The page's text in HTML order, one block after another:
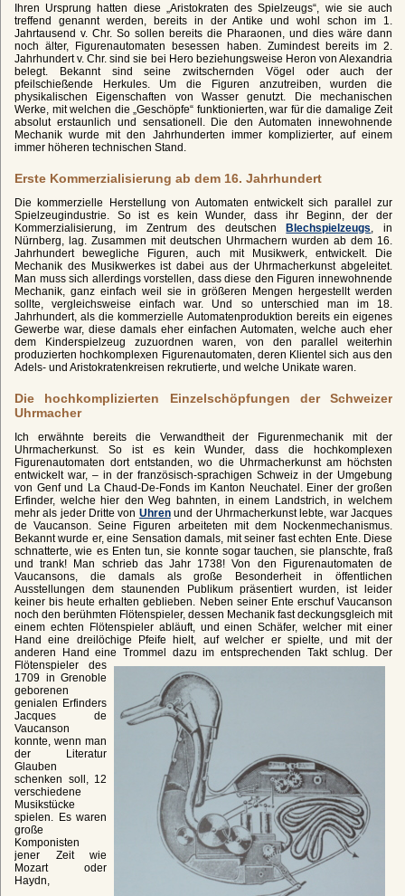
Ihren Ursprung hatten diese „Aristokraten des Spielzeugs“, wie sie auch
treffend genannt werden, bereits in der Antike und wohl schon im 1.
Jahrtausend v. Chr. So sollen bereits die Pharaonen, und dies wäre dann
noch älter, Figurenautomaten besessen haben. Zumindest bereits im 2.
Jahrhundert v. Chr. sind sie bei Hero beziehungsweise Heron von Alexandria
belegt. Bekannt sind seine zwitschernden Vögel oder auch der
pfeilschießende Herkules. Um die Figuren anzutreiben, wurden die
physikalischen Eigenschaften von Wasser genutzt. Die mechanischen
Werke, mit welchen die „Geschöpfe“ funktionierten, war für die damalige Zeit
absolut erstaunlich und sensationell. Die den Automaten innewohnende
Mechanik wurde mit den Jahrhunderten immer komplizierter, auf einem
immer höheren technischen Stand.
Erste Kommerzialisierung ab dem 16. Jahrhundert
Die kommerzielle Herstellung von Automaten entwickelt sich parallel zur
Spielzeugindustrie. So ist es kein Wunder, dass ihr Beginn, der der
Kommerzialisierung, im Zentrum des deutschenBlechspielzeugs , in
Nürnberg, lag. Zusammen mit deutschen Uhrmachern wurden ab dem 16.
Jahrhundert bewegliche Figuren, auch mit Musikwerk, entwickelt. Die
Mechanik des Musikwerkes ist dabei aus der Uhrmacherkunst abgeleitet.
Man muss sich allerdings vorstellen, dass diese den Figuren innewohnende
Mechanik, ganz einfach weil sie in größeren Mengen hergestellt werden
sollte, vergleichsweise einfach war. Und so unterschied man im 18.
Jahrhundert, als die kommerzielle Automatenproduktion bereits ein eigenes
Gewerbe war, diese damals eher einfachen Automaten, welche auch eher
dem Kinderspielzeug zuzuordnen waren, von den parallel weiterhin
produzierten hochkomplexen Figurenautomaten, deren Klientel sich aus den
Adels- und Aristokratenkreisen rekrutierte, und welche Unikate waren.
Die hochkomplizierten Einzelschöpfungen der Schweizer
Uhrmacher
Ich erwähnte bereits die Verwandtheit der Figurenmechanik mit der
Uhrmacherkunst. So ist es kein Wunder, dass die hochkomplexen
Figurenautomaten dort entstanden, wo die Uhrmacherkunst am höchsten
entwickelt war, – in der französisch-sprachigen Schweiz in der Umgebung
von Genf und La Chaud-De-Fonds im Kanton Neuchatel. Einer der großen
Erfinder, welche hier den Weg bahnten, in einem Landstrich, in welchem
mehr als jeder Dritte von Uhrenund der Uhrmacherkunst lebte, war Jacques
de Vaucanson. Seine Figuren arbeiteten mit dem Nockenmechanismus.
Bekannt wurde er, eine Sensation damals, mit seiner fast echten Ente. Diese
schnatterte, wie es Enten tun, sie konnte sogar tauchen, sie planschte, fraß
und trank! Man schrieb das Jahr 1738! Von den Figurenautomaten de
Vaucansons, die damals als große Besonderheit in öffentlichen
Ausstellungen dem staunenden Publikum präsentiert wurden, ist leider
keiner bis heute erhalten geblieben. Neben seiner Ente erschuf Vaucanson
noch den berühmten Flötenspieler, dessen Mechanik fast deckungsgleich mit
einem echten Flötenspieler abläuft, und einen Schäfer, welcher mit einer
Hand eine dreilöchige Pfeife hielt, auf welcher er spielte, und mit der
anderen Hand eine Trommel dazu im entsprechenden Takt schlug. Der
Flötenspieler des
1709 in Grenoble
geborenen
genialen Erfinders
Jacques de
Vaucanson
konnte, wenn man
der Literatur
Glauben
schenken soll, 12
verschiedene
Musikstücke
spielen. Es waren
große
Komponisten
jener Zeit wie
Mozart oder
Haydn,